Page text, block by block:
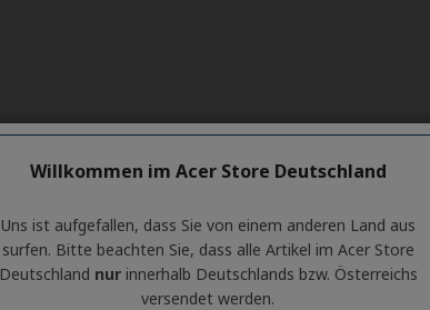
Willkommen im Acer Store Deutschland
Uns ist aufgefallen, dass Sie von einem anderen Land aus
surfen. Bitte beachten Sie, dass alle Artikel im Acer Store
Deutschland nurinnerhalb Deutschlands bzw. Österreichs
versendet werden.